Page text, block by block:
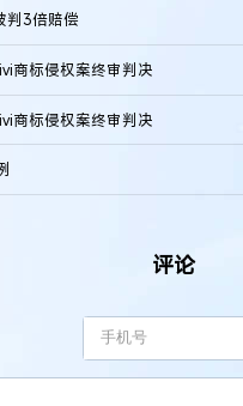
判3倍赔偿
商标侵权案终审判决
商标侵权案终审判决
评论